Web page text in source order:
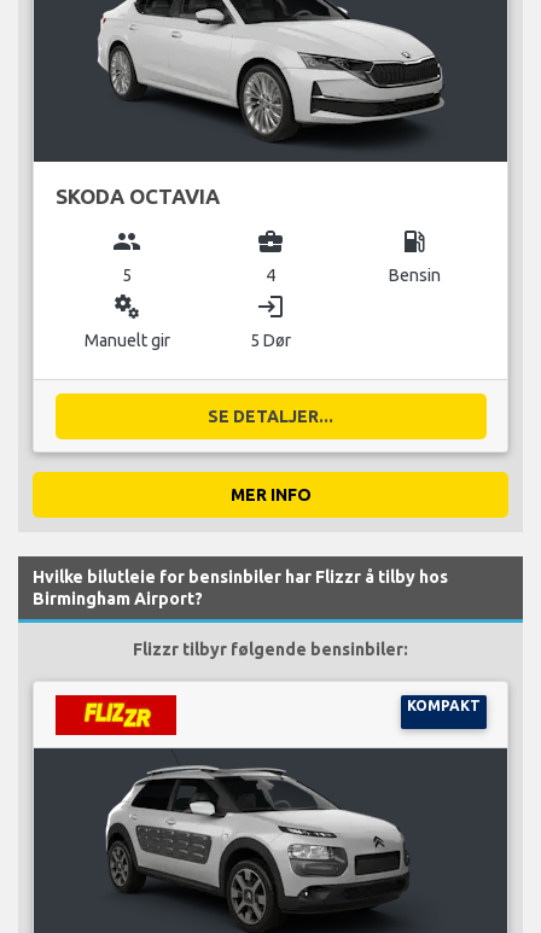
SKODA OCTAVIA
group
5
business_center
4
local_gas_station
Bensin
miscellaneous_services
Manuelt gir
login
5 Dør
SE DETALJER...
MER INFO
Hvilke bilutleie for bensinbiler har Flizzr å tilby hos
Birmingham Airport?
Flizzr tilbyr følgende bensinbiler:
KOMPAKT